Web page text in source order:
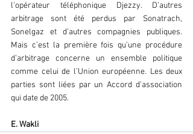
l’opérateur téléphonique Djezzy. D’autres
arbitrage sont été perdus par Sonatrach,
Sonelgaz et d’autres compagnies publiques.
Mais c’est la première fois qu’une procédure
d’arbitrage concerne un ensemble politique
comme celui de l’Union européenne. Les deux
parties sont liées par un Accord d’association
qui date de 2005.
E. Wakli